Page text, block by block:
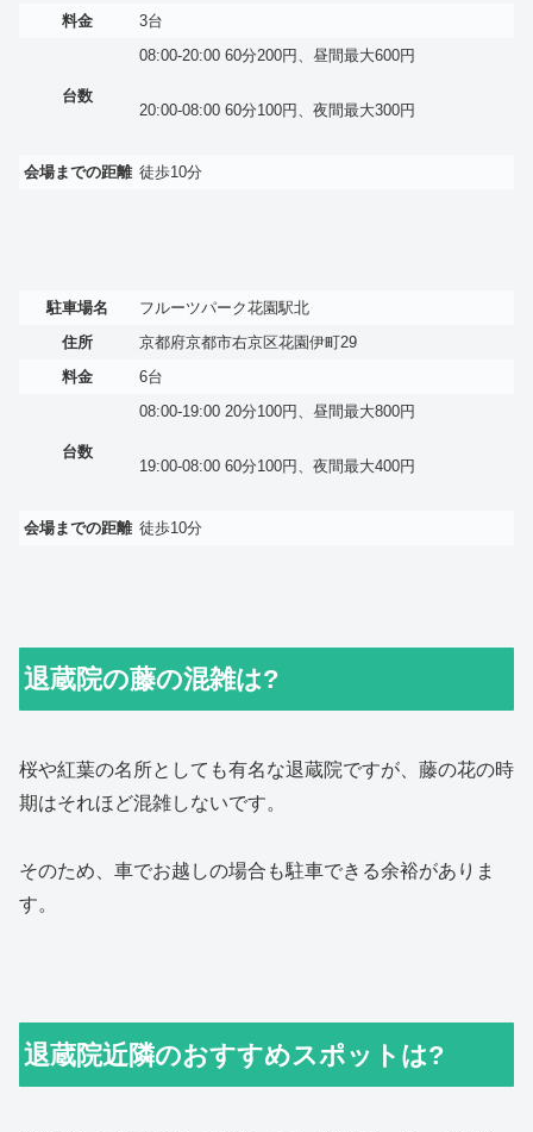
料金
3台
台数
08:00-20:00 60分200円、昼間最大600円
20:00-08:00 60分100円、夜間最大300円
会場までの距離 徒歩10分
駐車場名
フルーツパーク花園駅北
住所
京都府京都市右京区花園伊町29
料金
6台
台数
08:00-19:00 20分100円、昼間最大800円
19:00-08:00 60分100円、夜間最大400円
会場までの距離 徒歩10分
退蔵院の藤の混雑は?
桜や紅葉の名所としても有名な退蔵院ですが、藤の花の時
期はそれほど混雑しないです。
そのため、車でお越しの場合も駐車できる余裕がありま
す。
退蔵院近隣のおすすめスポットは?